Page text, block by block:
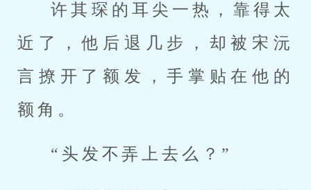
许其琛的耳尖一热，靠得太
近了，他后退几步，却被宋沅
言撩开了额发，手掌贴在他的
额角。
“头发不弄上去么？”